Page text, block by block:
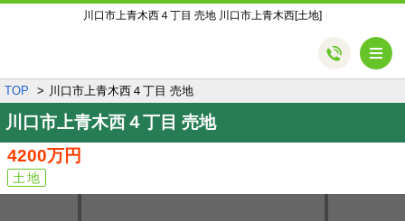
川口市上青木西４丁目 売地 川口市上青木西[土地]
TOP 川口市上青木西４丁目 売地
川口市上青木西４丁目 売地
4200万円
土地